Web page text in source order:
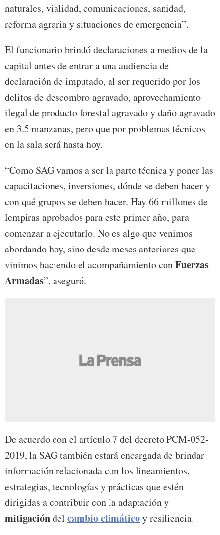
naturales, vialidad, comunicaciones, sanidad,
reforma agraria y situaciones de emergencia”.
El funcionario brindó declaraciones a medios de la
capital antes de entrar a una audiencia de
declaración de imputado, al ser requerido por los
delitos de descombro agravado, aprovechamiento
ilegal de producto forestal agravado y daño agravado
en 3.5 manzanas, pero que por problemas técnicos
en la sala será hasta hoy.
“Como SAG vamos a ser la parte técnica y poner las
capacitaciones, inversiones, dónde se deben hacer y
con qué grupos se deben hacer. Hay 66 millones de
lempiras aprobados para este primer año, para
comenzar a ejecutarlo. No es algo que venimos
abordando hoy, sino desde meses anteriores que
vinimos haciendo el acompañamiento conFuerzas
Armadas”, aseguró.
De acuerdo con el artículo 7 del decreto PCM-052-
2019, la SAG también estará encargada de brindar
información relacionada con los lineamientos,
estrategias, tecnologías y prácticas que estén
dirigidas a contribuir con la adaptación y
mitigacióndel cambio climáticoy resiliencia.